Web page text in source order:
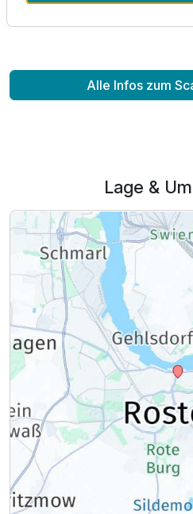
Ausstattung
Verfügung.
Alle Infos zum
Lage &